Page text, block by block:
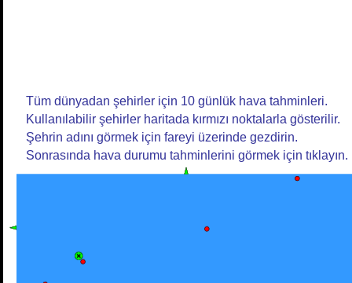
Tüm dünyadan şehirler için 10 günlük hava tahminleri.
Kullanılabilir şehirler haritada kırmızı noktalarla gösterilir.
Şehrin adını görmek için fareyi üzerinde gezdirin.
Sonrasında hava durumu tahminlerini görmek için tıklayın.